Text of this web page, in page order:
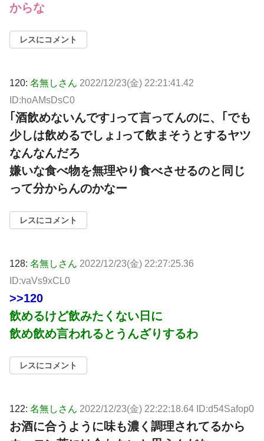
からな
レスにコメント
120: 名無しさん 2022/12/23(金) 22:21:41.42
ID:hoAMsDsC0
｢酒飲めないんです｣って言ってんのに、｢でも
少しは飲めるでしょ｣って飲まそうとするヤツ
なんなんだろ
嫌いな食べ物を無理やり食べさせるのと同じ
って分からんのかなー
レスにコメント
128: 名無しさん 2022/12/23(金) 22:27:25.36
ID:vaVs9xCL0
>>120
飲めるけど飲みたくない日に
飲め飲め言われるとうんざりするわ
レスにコメント
122: 名無しさん 2022/12/23(金) 22:22:18.64 ID:d54Safop0
お酒に合うように味も濃く調理されてるから